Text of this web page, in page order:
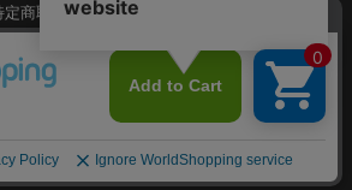
定商取引法に基づく表記
ご利用規約
DeNA BAYSTARS All Rights Reserved.